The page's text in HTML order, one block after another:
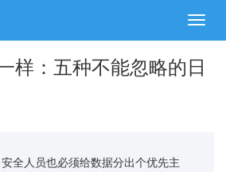
样：五种不能忽略的日
全人员也必须给数据分出个优先主